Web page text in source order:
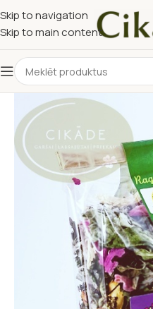
Skip to navigation
Skip to main content